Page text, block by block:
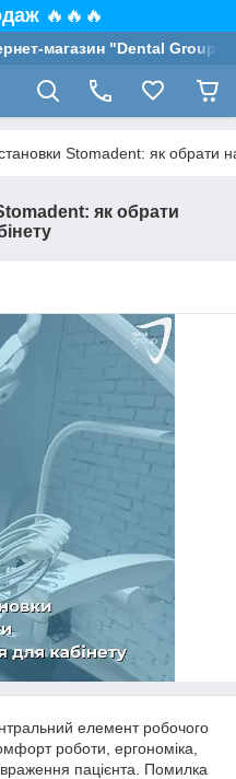
🔥🔥🔥
магазин "Dental Group"
Stomadent: як обрати
як обрати
елемент робочого
роботи, ергономіка,
пацієнта. Помилка